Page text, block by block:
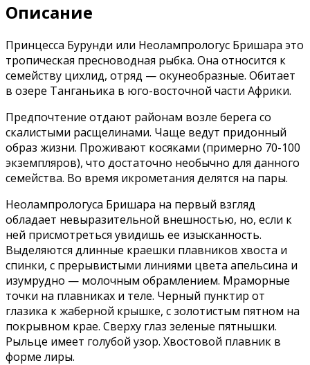
Описание
Принцесса Бурунди или Неолампрологус Бришара это
тропическая пресноводная рыбка. Она относится к
семейству цихлид, отряд — окунеобразные. Обитает
в озере Танганьика в юго-восточной части Африки.
Предпочтение отдают районам возле берега со
скалистыми расщелинами. Чаще ведут придонный
образ жизни. Проживают косяками (примерно 70-100
экземпляров), что достаточно необычно для данного
семейства. Во время икрометания делятся на пары.
Неолампрологуса Бришара на первый взгляд
обладает невыразительной внешностью, но, если к
ней присмотреться увидишь ее изысканность.
Выделяются длинные краешки плавников хвоста и
спинки, с прерывистыми линиями цвета апельсина и
изумрудно — молочным обрамлением. Мраморные
точки на плавниках и теле. Черный пунктир от
глазика к жаберной крышке, с золотистым пятном на
покрывном крае. Сверху глаз зеленые пятнышки.
Рыльце имеет голубой узор. Хвостовой плавник в
форме лиры.